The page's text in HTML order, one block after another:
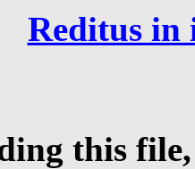
Reditus in
this